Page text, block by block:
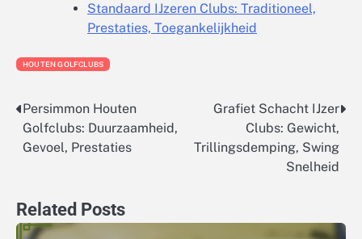
Standaard IJzeren Clubs: Traditioneel,
Prestaties, Toegankelijkheid
HOUTEN GOLFCLUBS
Post
navigation
Persimmon Houten
Golfclubs: Duurzaamheid,
Gevoel, Prestaties
Grafiet Schacht IJzer
Clubs: Gewicht,
Trillingsdemping, Swing
Snelheid
Related Posts